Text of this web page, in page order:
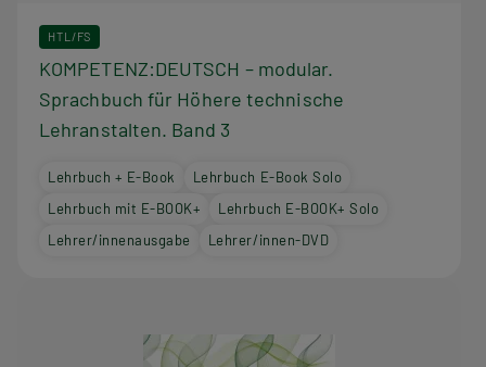
HTL/FS
KOMPETENZ:DEUTSCH – modular.
Sprachbuch für Höhere technische
Lehranstalten. Band 3
Lehrbuch + E-Book
Lehrbuch E-Book Solo
Lehrbuch mit E-BOOK+
Lehrbuch E-BOOK+ Solo
Lehrer/innenausgabe
Lehrer/innen-DVD